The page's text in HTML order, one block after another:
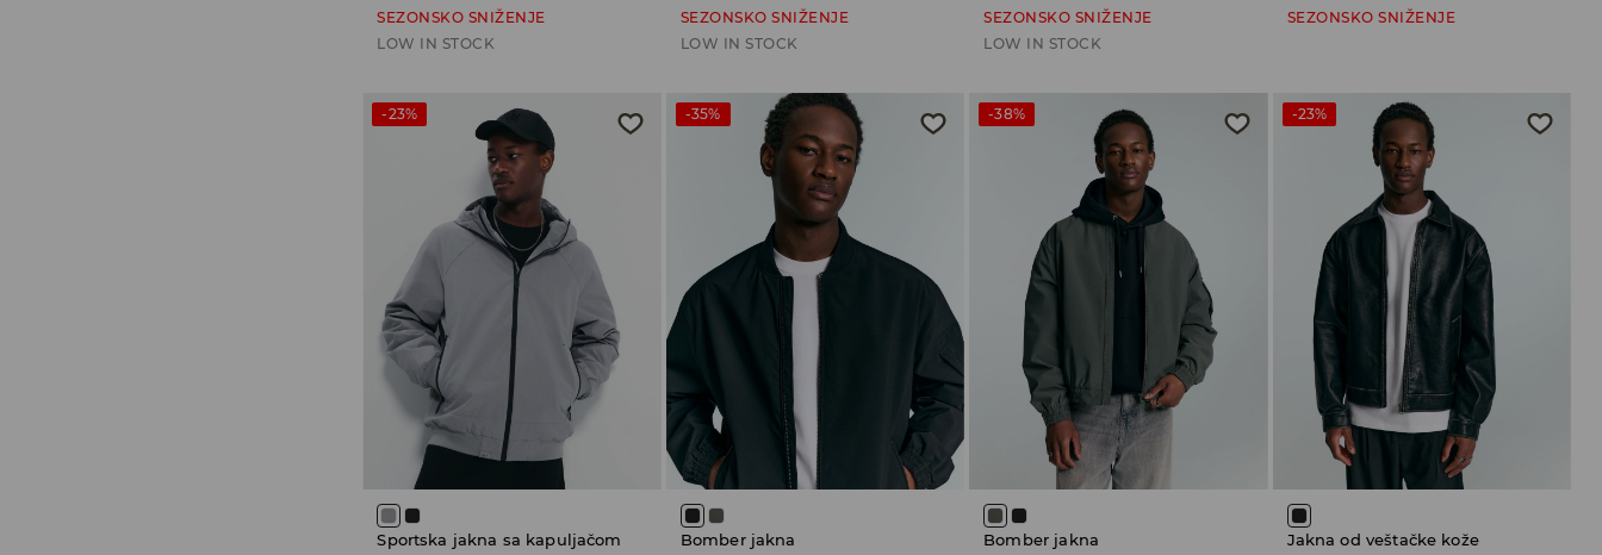
SEZONSKO SNIŽENJE
LOW IN STOCK
SEZONSKO SNIŽENJE
LOW IN STOCK
SEZONSKO SNIŽENJE
LOW IN STOCK
SEZONSKO SNIŽENJE
-23%
Sportska jakna sa kapuljačom
-35%
Bomber jakna
-38%
Bomber jakna
-23%
Jakna od veštačke kože